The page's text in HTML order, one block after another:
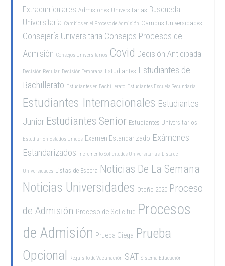
Extracurriculares Admisiones Universitarias Busqueda
Universitaria Cambios en el Proceso de Admisión Campus Universidades
Consejería Universitaria Consejos Procesos de
Admisión Consejos Universitarios Covid Decisión Anticipada
Decisión Regular Decisión Temprana Estudiantes Estudiantes de
Bachillerato Estudiantes en Bachillerato Estudiantes Escuela Secundaria
Estudiantes Internacionales Estudiantes
Junior Estudiantes Senior Estudiantes Universitarios
Estudiar En Estados Unidos Examen Estandarizado Exámenes
Estandarizados Incremento Solicitudes Universitarias Lista de
Universidades Listas de Espera Noticias De La Semana
Noticias Universidades Otoño 2020 Proceso
de Admisión Proceso de Solicitud Procesos
de Admisión Prueba Ciega Prueba
Opcional Requisito de Vacunación SAT Sistema Educación